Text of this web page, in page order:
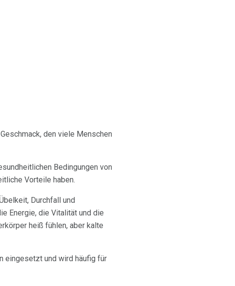
den viele Menschen
Bedingungen von
Vorteile haben.
Durchfall und
Energie, die Vitalität und die
heiß fühlen, aber kalte
eingesetzt und wird häufig für